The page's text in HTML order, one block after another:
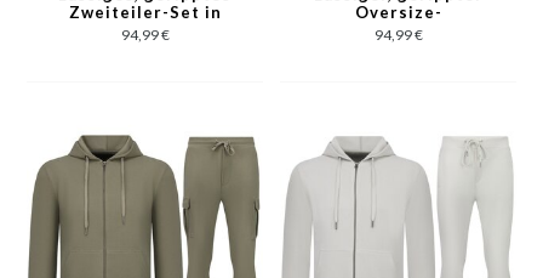
Zweiteiler-Set in
Oversize – Herren-
Trainingsanzug –
94,99 €
Oversize-
Trainingsanzug für
Herren –
7920 – Schwarz
94,99 €